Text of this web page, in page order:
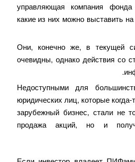
управляющая компания
какие из них можно выставить на
Они, конечно же, в текущей
очевидны, однако действия со
Недоступными для
юридических лиц, которые когда-
зарубежный бизнес, стали не
продажа акций, но и